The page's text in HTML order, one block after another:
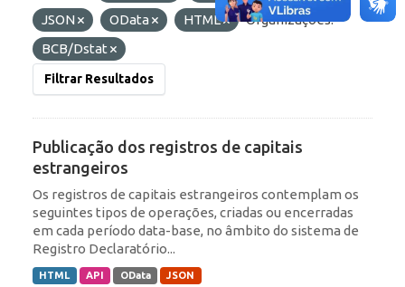
JSON
OData HTML
Organizações:
BCB/Dstat
Filtrar Resultados
Publicação dos registros de capitais
estrangeiros
Os registros de capitais estrangeiros contemplam os
seguintes tipos de operações, criadas ou encerradas
em cada período data-base, no âmbito do sistema de
Registro Declaratório...
HTML API OData JSON